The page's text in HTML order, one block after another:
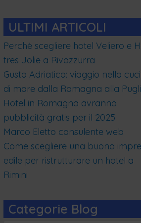
ULTIMI ARTICOLI
Perchè scegliere hotel Veliero e
tres Jolie a Rivazzurra
Gusto Adriatico: viaggio nella
di mare dalla Romagna alla
Hotel in Romagna avranno
pubblicità gratis per il 2025
Marco Eletto consulente web
Come scegliere una buona
edile per ristrutturare un hotel a
Rimini
Categorie Blog